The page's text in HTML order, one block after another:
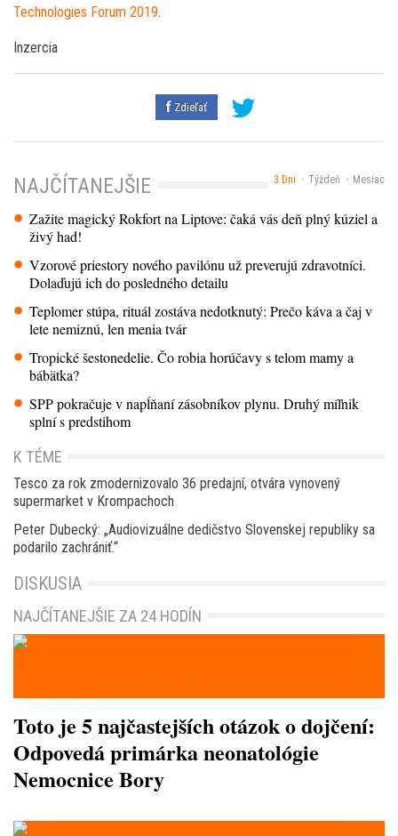
Technologies Forum 2019.
Inzercia
Zdieľať
3 Dni Týždeň Mesiac
NAJČÍTANEJŠIE
Zažite magický Rokfort na Liptove: čaká vás deň plný kúziel a
živý had!
Vzorové priestory nového pavilónu už preverujú zdravotníci.
Dolaďujú ich do posledného detailu
Teplomer stúpa, rituál zostáva nedotknutý: Prečo káva a čaj v
lete nemiznú, len menia tvár
Tropické šestonedelie. Čo robia horúčavy s telom mamy a
bábätka?
SPP pokračuje v napĺňaní zásobníkov plynu. Druhý míľnik
splní s predstihom
K TÉME
Tesco za rok zmodernizovalo 36 predajní, otvára vynovený
supermarket v Krompachoch
Peter Dubecký: „Audiovizuálne dedičstvo Slovenskej republiky sa
podarilo zachrániť.“
DISKUSIA
NAJČÍTANEJŠIE ZA 24 HODÍN
Toto je 5 najčastejších otázok o dojčení:
Odpovedá primárka neonatológie
Nemocnice Bory